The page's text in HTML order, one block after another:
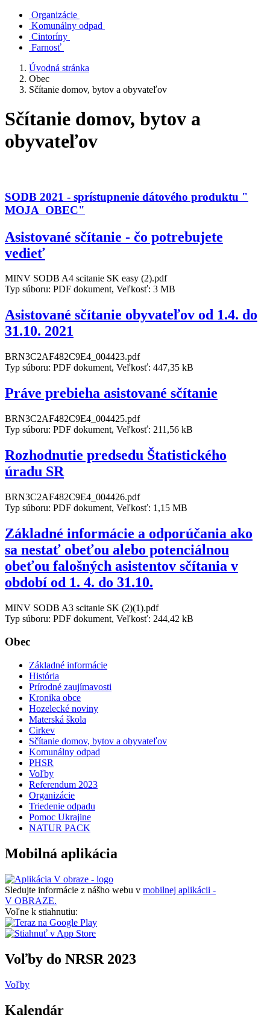
Organizácie
Komunálny odpad
Cintoríny
Farnosť
Úvodná stránka
Obec
Sčítanie domov, bytov a obyvateľov
Sčítanie domov, bytov a
obyvateľov
SODB 2021 - sprístupnenie dátového produktu "
MOJA OBEC"
Asistované sčítanie - čo potrebujete
vedieť
MINV SODB A4 scitanie SK easy (2).pdf
Typ súboru: PDF dokument, Veľkosť: 3 MB
Asistované sčítanie obyvateľov od 1.4. do
31.10. 2021
BRN3C2AF482C9E4_004423.pdf
Typ súboru: PDF dokument, Veľkosť: 447,35 kB
Práve prebieha asistované sčítanie
BRN3C2AF482C9E4_004425.pdf
Typ súboru: PDF dokument, Veľkosť: 211,56 kB
Rozhodnutie predsedu Štatistického
úradu SR
BRN3C2AF482C9E4_004426.pdf
Typ súboru: PDF dokument, Veľkosť: 1,15 MB
Základné informácie a odporúčania ako
sa nestať obeťou alebo potenciálnou
obeťou falošných asistentov sčítania v
období od 1. 4. do 31.10.
MINV SODB A3 scitanie SK (2)(1).pdf
Typ súboru: PDF dokument, Veľkosť: 244,42 kB
Obec
Základné informácie
História
Prírodné zaujímavosti
Kronika obce
Hozelecké noviny
Materská škola
Cirkev
Sčítanie domov, bytov a obyvateľov
Komunálny odpad
PHSR
Voľby
Referendum 2023
Organizácie
Triedenie odpadu
Pomoc Ukrajine
NATUR PACK
Mobilná aplikácia
Sledujte informácie z nášho webu v mobilnej aplikácii -
V OBRAZE.
Voľne k stiahnutiu:
Voľby do NRSR 2023
Voľby
Kalendár